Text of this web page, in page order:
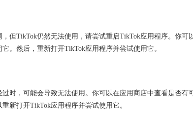
但TikTok仍然无法使用，请尝试重启TikTok应用程序。你可
。然后，重新打开TikTok应用程序并尝试使用它。
时，可能会导致无法使用。你可以在应用商店中查看是否有
新打开TikTok应用程序并尝试使用它。